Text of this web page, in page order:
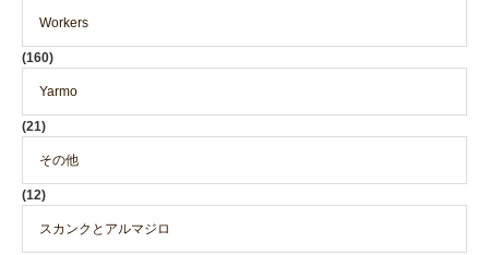
Workers
(160)
Yarmo
(21)
その他
(12)
スカンクとアルマジロ